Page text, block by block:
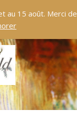
au 15 août. Merci de